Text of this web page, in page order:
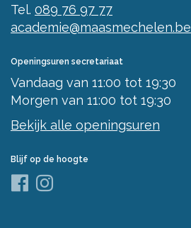
Tel. 089 76 97 77
academie@maasmechelen.be
Openingsuren secretariaat
Vandaag van 11:00 tot 19:30
Morgen van 11:00 tot 19:30
Bekijk alle openingsuren
Blijf op de hoogte
Facebook
Instagram